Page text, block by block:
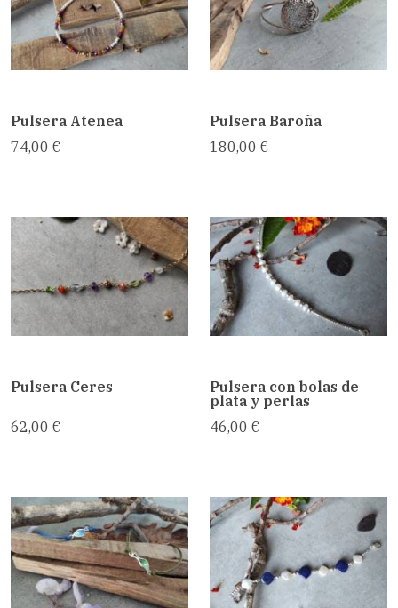
Pulsera Atenea
74,00 €
Pulsera Baroña
180,00 €
Pulsera Ceres
62,00 €
Pulsera con bolas de
plata y perlas
46,00 €